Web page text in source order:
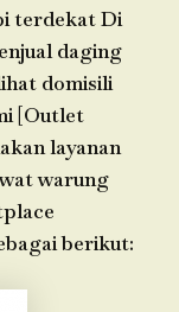
terdekat Di
daging
domisili
[Outlet
layanan
warung
berikut: